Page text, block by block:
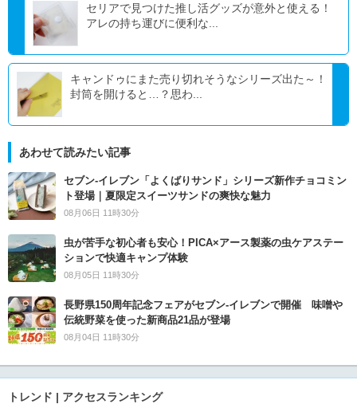
セリアで見つけた推し活グッズが意外と使える！
アレの持ち運びに便利な...
キャンドゥにまた売り切れそうなシリーズ出た～！
封筒を開けると…？思わ...
あわせて読みたい記事
セブン‐イレブン「よくばりサンド」シリーズ新作チョコミン
ト登場｜夏限定スイーツサンドの爽快な魅力
08月06日 11時30分
虫が苦手な初心者も安心！PICA×アース製薬の虫ケアステー
ションで快適キャンプ体験
08月05日 11時30分
長野県150周年記念フェアがセブン-イレブンで開催 味噌や
伝統野菜を使った新商品21品が登場
08月04日 11時30分
トレンド | アクセスランキング